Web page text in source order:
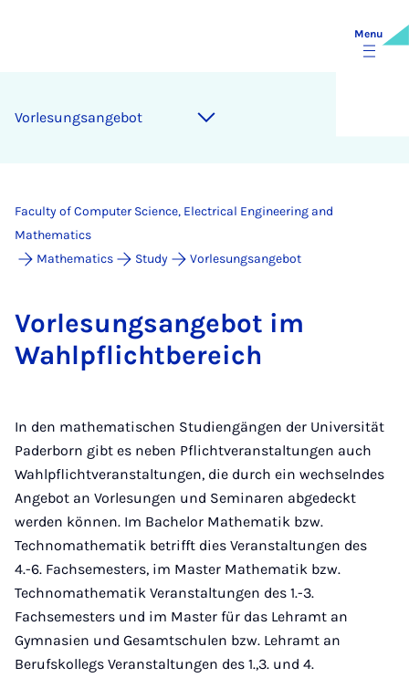
Menu
Vor­le­sung­sange­bot
Faculty of Computer Science, Electrical Engineering and
Mathematics
Mathematics
Study Vorlesungsangebot
Vor­le­sung­sange­bot im
Wahlp­f­licht­bereich
In den mathematischen Studiengängen der Universität
Paderborn gibt es neben Pflichtveranstaltungen auch
Wahlpflichtveranstaltungen, die durch ein wechselndes
Angebot an Vorlesungen und Seminaren abgedeckt
werden können. Im Bachelor Mathematik bzw.
Technomathematik betrifft dies Veranstaltungen des
4.-6. Fachsemesters, im Master Mathematik bzw.
Technomathematik Veranstaltungen des 1.-3.
Fachsemesters und im Master für das Lehramt an
Gymnasien und Gesamtschulen bzw. Lehramt an
Berufskollegs Veranstaltungen des 1.,3. und 4.